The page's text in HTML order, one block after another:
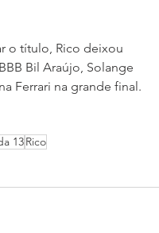
o título, Rico deixou
Bil Araújo, Solange
Ferrari na grande final.
13Rico